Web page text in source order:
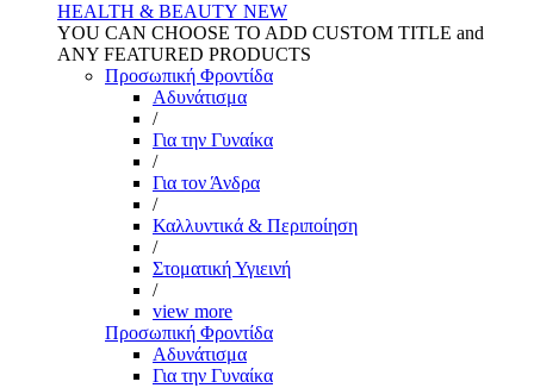
HEALTH & BEAUTY NEW
YOU CAN CHOOSE TO ADD CUSTOM TITLE and
ANY FEATURED PRODUCTS
Προσωπική Φροντίδα
Αδυνάτισμα
/
Για την Γυναίκα
/
Για τον Άνδρα
/
Καλλυντικά & Περιποίηση
/
Στοματική Υγιεινή
/
view more
Προσωπική Φροντίδα
Αδυνάτισμα
Για την Γυναίκα